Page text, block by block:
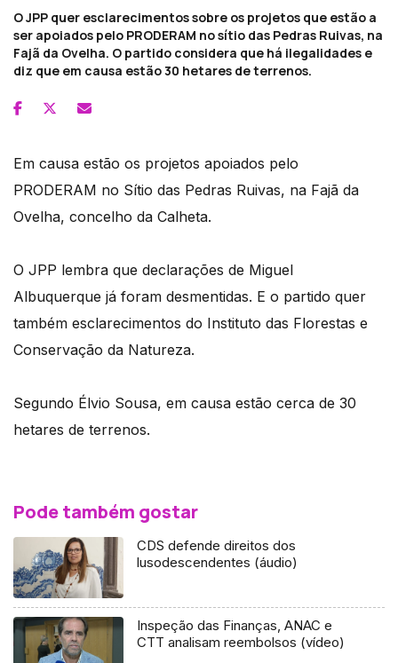
O JPP quer esclarecimentos sobre os projetos que estão a
ser apoiados pelo PRODERAM no sítio das Pedras Ruivas, na
Fajã da Ovelha. O partido considera que há ilegalidades e
diz que em causa estão 30 hetares de terrenos.
Em causa estão os projetos apoiados pelo
PRODERAM no Sítio das Pedras Ruivas, na Fajã da
Ovelha, concelho da Calheta.
O JPP lembra que declarações de Miguel
Albuquerque já foram desmentidas. E o partido quer
também esclarecimentos do Instituto das Florestas e
Conservação da Natureza.
Segundo Élvio Sousa, em causa estão cerca de 30
hetares de terrenos.
Pode também gostar
CDS defende direitos dos
lusodescendentes (áudio)
Inspeção das Finanças, ANAC e
CTT analisam reembolsos (vídeo)